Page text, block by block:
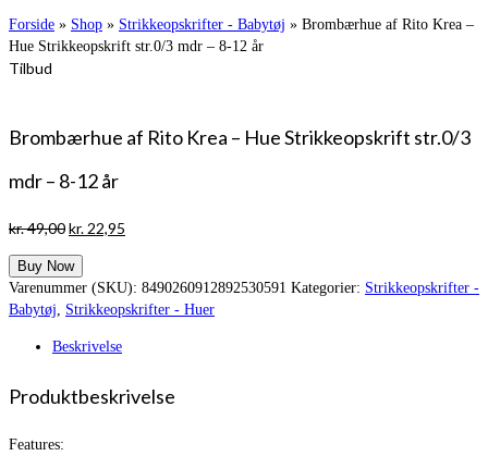
Forside » Shop » Strikkeopskrifter - Babytøj » Brombærhue af Rito Krea –
Hue Strikkeopskrift str.0/3 mdr – 8-12 år
Tilbud
Brombærhue af Rito Krea – Hue Strikkeopskrift str.0/3
mdr – 8-12 år
kr.49,00Den
pris
var:
kr. 49,00.
kr. 22,95
er:
kr. 22,95.
Buy Now
Varenummer (SKU): 8490260912892530591 Kategorier: Strikkeopskrifter -
Babytøj, Strikkeopskrifter - Huer
Beskrivelse
Produktbeskrivelse
Features: